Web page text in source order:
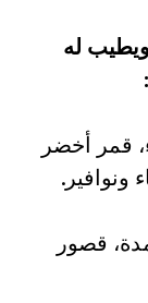
ويطيب له
:
قمر أخضر
ونوافير.
قصور